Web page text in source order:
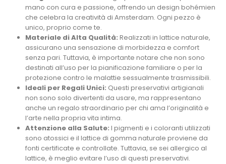
mano con cura e passione, offrendo un design bohémien
che celebra la creatività di Amsterdam. Ogni pezzo è
unico, proprio come te.
Materiale di Alta Qualità: Realizzati in lattice naturale,
assicurano una sensazione di morbidezza e comfort
senza pari. Tuttavia, è importante notare che non sono
destinati all’uso per la pianificazione familiare o per la
protezione contro le malattie sessualmente trasmissibili.
Ideali per Regali Unici: Questi preservativi artigianali
non sono solo divertenti da usare, ma rappresentano
anche un regalo straordinario per chi ama l’originalità e
l’arte nella propria vita intima.
Attenzione alla Salute: I pigmenti e i coloranti utilizzati
sono atossici e il lattice di gomma naturale proviene da
fonti certificate e controllate. Tuttavia, se sei allergico al
lattice, è meglio evitare l’uso di questi preservativi.